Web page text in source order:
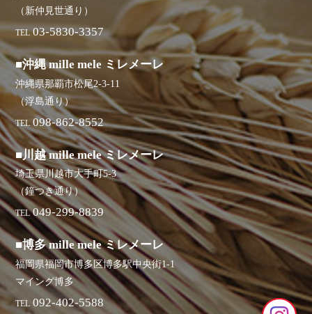
（新仲見世通り）
TEL 03-5830-3357
■沖縄 mille mele ミレメーレ
沖縄県那覇市松尾2-3-11
（浮島通り）
TEL 098-862-8552
■川越 mille mele ミレメーレ
埼玉県川越市大手町5-3
（鐘つき通り）
TEL 049-299-8839
■博多 mille mele ミレメーレ
福岡県福岡市博多区博多駅中央街1-1
マイング博多
TEL 092-402-5588